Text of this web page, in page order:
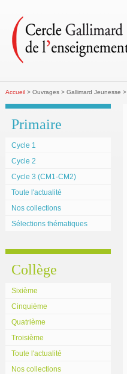
Accueil > Ouvrages > Gallimard Jeunesse >
Primaire
Cycle 1
Cycle 2
Cycle 3 (CM1-CM2)
Toute l'actualité
Nos collections
Sélections thématiques
Collège
Sixième
Cinquième
Quatrième
Troisième
Toute l'actualité
Nos collections